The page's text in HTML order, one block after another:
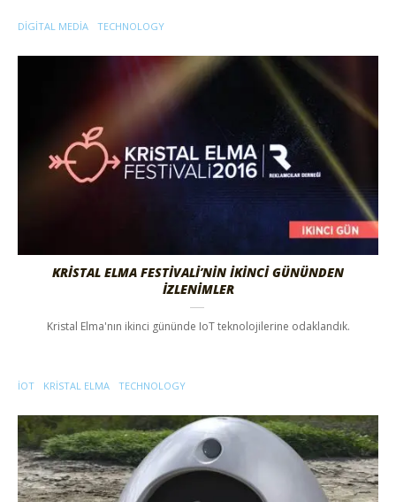
DIGITAL MEDIA TECHNOLOGY
KRİSTAL ELMA FESTİVALİ’NİN İKİNCİ GÜNÜNDEN
İZLENİMLER
Kristal Elma'nın ikinci gününde IoT teknolojilerine odaklandık.
IOT KRISTAL ELMA TECHNOLOGY